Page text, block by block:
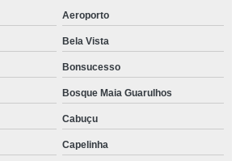
Aeroporto
Bela Vista
Bonsucesso
Bosque Maia Guarulhos
Cabuçu
Capelinha